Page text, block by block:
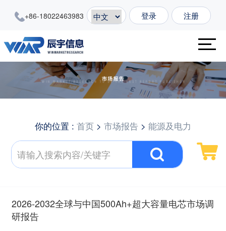
+86-18022463983 登录 注册
你的位置 : 首页 > 市场报告 > 能源及电力
2026-2032全球与中国500Ah+超大容量电芯市场调
研报告